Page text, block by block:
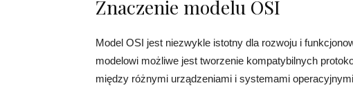
Znaczenie modelu OSI
Model OSI jest niezwykle istotny dla rozwoju i
modelowi możliwe jest tworzenie kompatybilnych
między różnymi urządzeniami i systemami